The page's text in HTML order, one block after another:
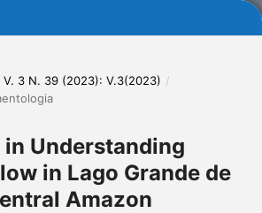
V. 3 N. 39 (2023): V.3(2023) /
in Understanding
in Lago Grande de
Amazon